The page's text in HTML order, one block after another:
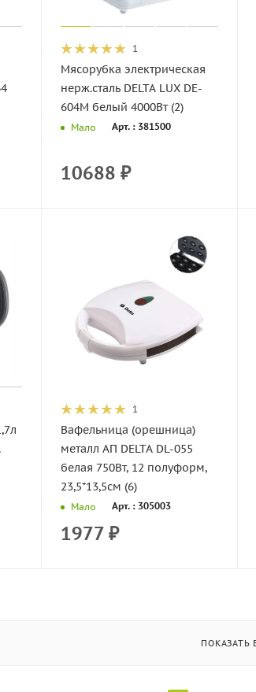
1
Мясорубка электрическая
нерж.сталь DELTA LUX DE-
604M белый 4000Вт (2)
Мало Арт. : 381500
10688 ₽
1
Вафельница (орешница)
металл АП DELTA DL-055
белая 750Вт, 12 полуформ,
23,5*13,5см (6)
Мало Арт. : 305003
1977 ₽
ПОКАЗАТЬ